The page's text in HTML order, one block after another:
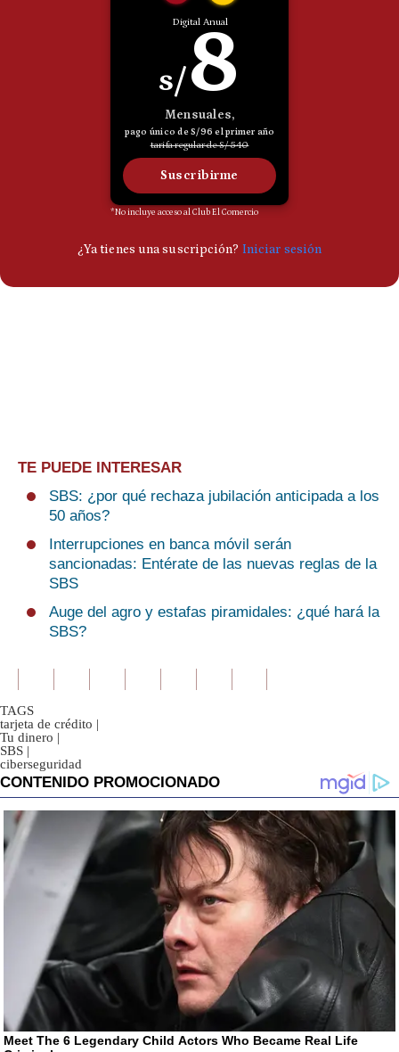
TE PUEDE INTERESAR
SBS: ¿por qué rechaza jubilación anticipada a los
50 años?
Interrupciones en banca móvil serán
sancionadas: Entérate de las nuevas reglas de la
SBS
Auge del agro y estafas piramidales: ¿qué hará la
SBS?
TAGS
tarjeta de crédito |
Tu dinero |
SBS |
ciberseguridad